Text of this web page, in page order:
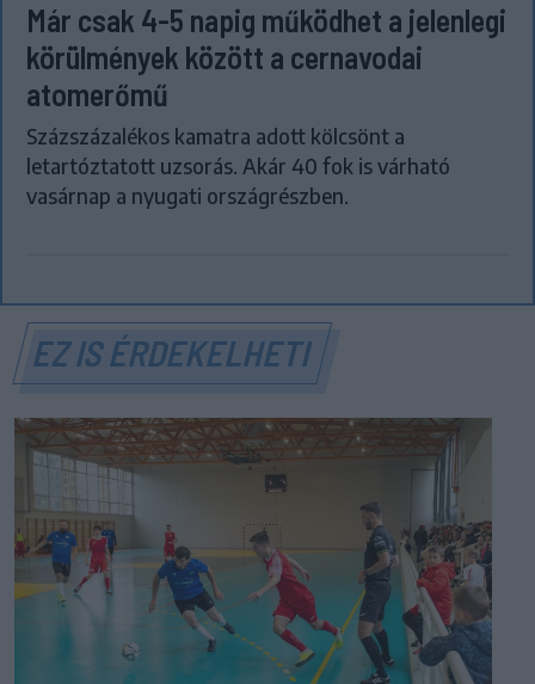
Már csak 4-5 napig működhet a jelenlegi
körülmények között a cernavodai
atomerőmű
Százszázalékos kamatra adott kölcsönt a
letartóztatott uzsorás. Akár 40 fok is várható
vasárnap a nyugati országrészben.
EZ IS ÉRDEKELHETI